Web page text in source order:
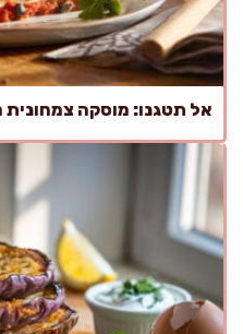
אל תטגנו: מוסקה